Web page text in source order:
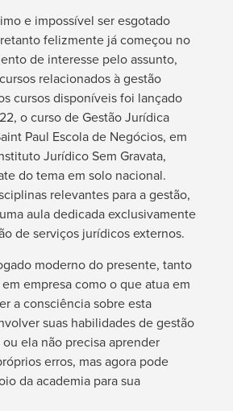
e impossível ser esgotado
felizmente já começou no
de interesse pelo assunto,
relacionados à gestão
cursos disponíveis foi lançado
o curso de Gestão Jurídica
Paul Escola de Negócios, em
Jurídico Sem Gravata,
do tema em solo nacional.
relevantes para a gestão,
aula dedicada exclusivamente
de serviços jurídicos externos.
moderno do presente, tanto
empresa como o que atua em
a consciência sobre esta
suas habilidades de gestão
ela não precisa aprender
erros, mas agora pode
da academia para sua